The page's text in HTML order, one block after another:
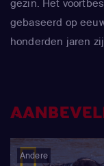
gezin. Het
gebaseerd op
honderden jaren
Andere